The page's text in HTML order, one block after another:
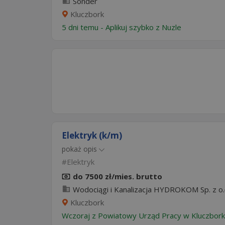
Kluczbork
5 dni temu - Aplikuj szybko z Nuzle
Elektryk (k/m)
pokaż opis
Elektryk
do 7500 zł/mies. brutto
Wodociągi i Kanalizacja HYDROKOM Sp. z
Kluczbork
Wczoraj z Powiatowy Urząd Pracy w